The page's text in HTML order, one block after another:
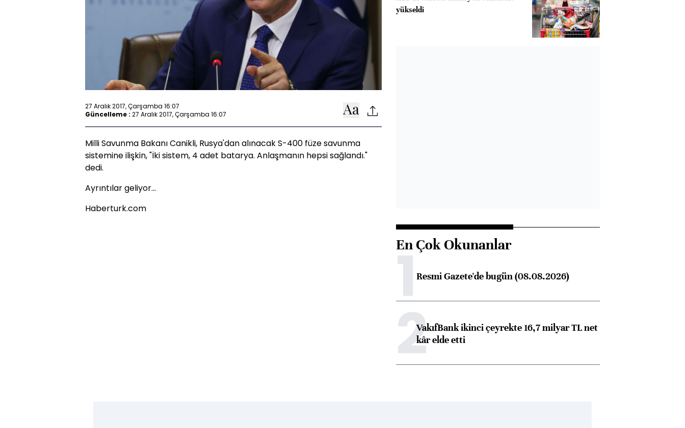
27 Aralık 2017, Çarşamba 16:07
Güncelleme : 27 Aralık 2017, Çarşamba 16:07
Milli Savunma Bakanı Canikli, Rusya'dan alınacak S-400 füze savunma
sistemine ilişkin, "İki sistem, 4 adet batarya. Anlaşmanın hepsi sağlandı."
dedi.
Ayrıntılar geliyor...
Haberturk.com
yükseldi
En Çok Okunanlar
1Resmi Gazete'de bugün (08.08.2026)
2VakıfBank ikinci çeyrekte 16,7 milyar TL net
kâr elde etti